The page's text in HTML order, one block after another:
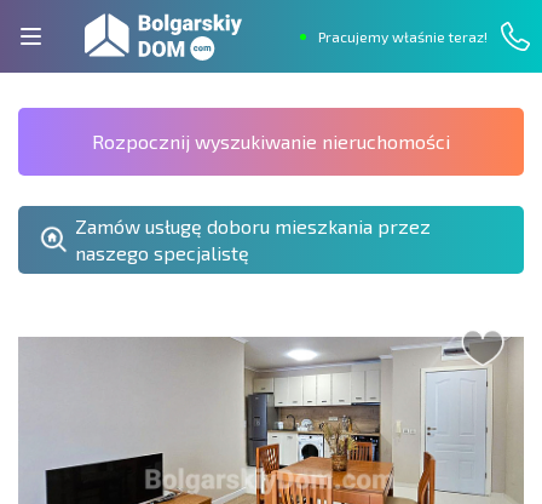
Pracujemy właśnie teraz!
Rozpocznij wyszukiwanie nieruchomości
Zamów usługę doboru mieszkania przez
naszego specjalistę